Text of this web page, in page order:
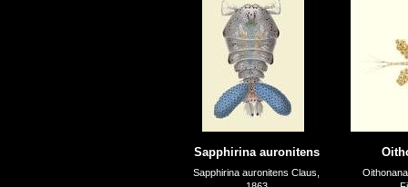
Sapphirina auronitens
Sapphirina auronitens Claus,